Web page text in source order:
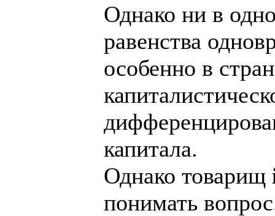
Однако ни в
равенства
особенно в
капитала.
Однако товарищ
понимать